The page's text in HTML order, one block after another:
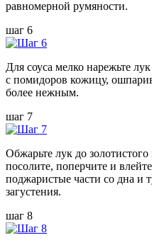
равномерной румяности.
шаг 6
Для соуса мелко нарежьте
с помидоров кожицу,
более нежным.
шаг 7
Обжарьте лук до золотистого
посолите, поперчите и
поджаристые части со дна и
загустения.
шаг 8